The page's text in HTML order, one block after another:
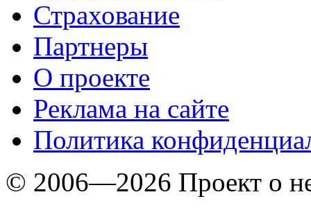
Страхование
Партнеры
O проекте
Реклама на сайте
Политика
© 2006—2026 Проект о